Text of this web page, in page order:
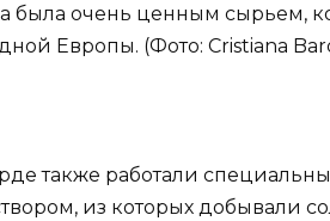
была очень ценным сырьем,
Европы. (Фото: Cristiana
также работали
из которых добывали